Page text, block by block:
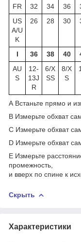
FR 32 34 36
US
A/U
K
26 28 30
I 36 38 40
AU
S
12-
13J
R
6/X
SS
8/X
S
A Встаньте прямо и
B Измерьте обхват
C Измерьте обхват
D Измерьте обхват
E Измерьте
промежность,
и вверх по спине к
Скрыть
Характеристики